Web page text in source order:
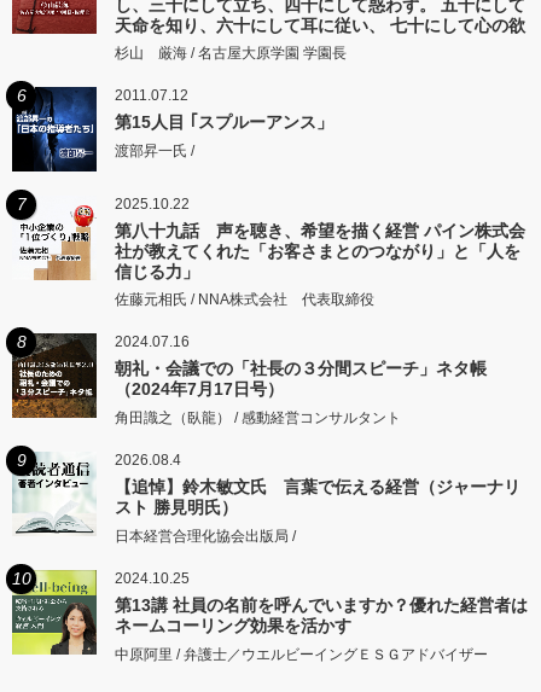
し、三十にして立ち、四十にして惑わず。 五十にして
天命を知り、六十にして耳に従い、 七十にして心の欲
するところに従いて矩をこえず。
杉山 厳海 / 名古屋大原学園 学園長
6 2011.07.12
第15人目 ｢スプルーアンス」
渡部昇一氏 /
7 2025.10.22
第八十九話 声を聴き、希望を描く経営 パイン株式会
社が教えてくれた「お客さまとのつながり」と「人を
信じる力」
佐藤元相氏 / NNA株式会社 代表取締役
8 2024.07.16
朝礼・会議での「社長の３分間スピーチ」ネタ帳
（2024年7月17日号）
角田識之（臥龍） / 感動経営コンサルタント
9 2026.08.4
【追悼】鈴木敏文氏 言葉で伝える経営（ジャーナリ
スト 勝見明氏）
日本経営合理化協会出版局 /
10 2024.10.25
第13講 社員の名前を呼んでいますか？優れた経営者は
ネームコーリング効果を活かす
中原阿里 / 弁護士／ウエルビーイングＥＳＧアドバイザー